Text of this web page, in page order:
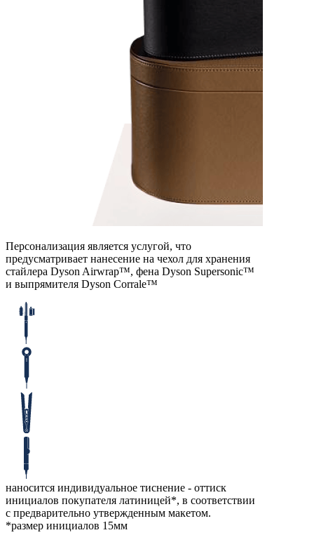
Персонализация является услугой, что
предусматривает нанесение на чехол для хранения
стайлера Dyson Airwrap™, фена Dyson Supersonic™
и выпрямителя Dyson Corralе™
наносится индивидуальное тиснение - оттиск
инициалов покупателя латиницей*, в соответствии
с предварительно утвержденным макетом.
*размер инициалов 15мм